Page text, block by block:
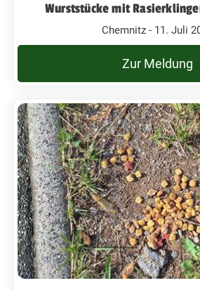
Wurststücke mit
Chemnitz - 11. Juli
Zur Meldung